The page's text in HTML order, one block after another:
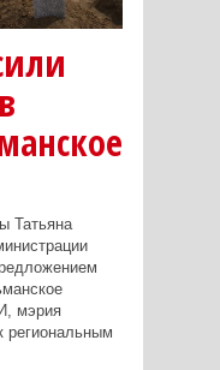
Татьяна
мэрия
региональным